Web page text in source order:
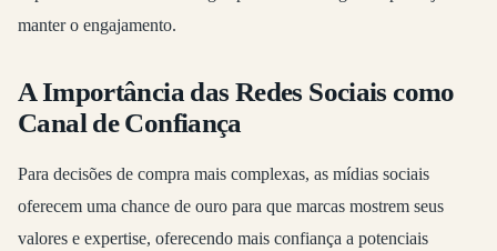
manter o engajamento.
A Importância das Redes Sociais como
Canal de Confiança
Para decisões de compra mais complexas, as mídias sociais
oferecem uma chance de ouro para que marcas mostrem seus
valores e expertise, oferecendo mais confiança a potenciais